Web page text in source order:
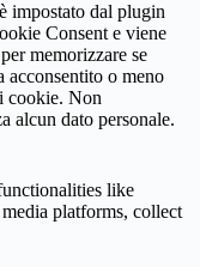
impostato dal plugin
Consent e viene
memorizzare se
acconsentito o meno
cookie. Non
alcun dato personale.
like
platforms, collect